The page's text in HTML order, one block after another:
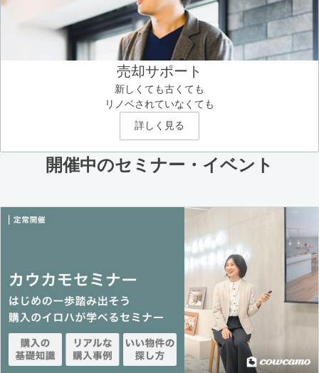
売却サポート
新しくても古くても
リノベされていなくても
詳しく見る
開催中のセミナー・イベント